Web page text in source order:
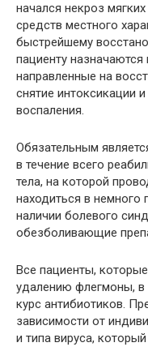
начался некроз
средств местного
быстрейшему
пациенту
направленные на
снятие интоксикации
воспаления.
Обязательным
в течение всего
тела, на которой
находиться в
наличии болевого
обезболивающие
Все пациенты,
удалению флегмоны, в
курс антибиотиков.
зависимости от
и типа вируса,